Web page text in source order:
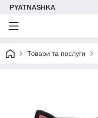
PYATNASHKA
Товари та послуги